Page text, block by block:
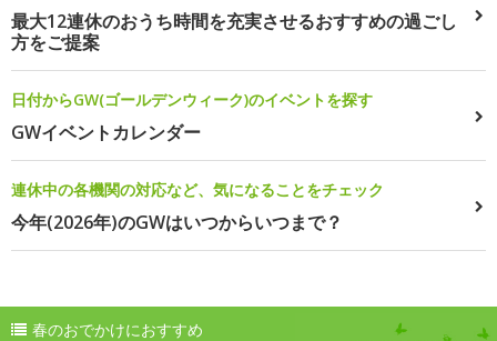
最大12連休のおうち時間を充実させるおすすめの過ごし
方をご提案
日付からGW(ゴールデンウィーク)のイベントを探す
GWイベントカレンダー
連休中の各機関の対応など、気になることをチェック
今年(2026年)のGWはいつからいつまで？
春のおでかけにおすすめ